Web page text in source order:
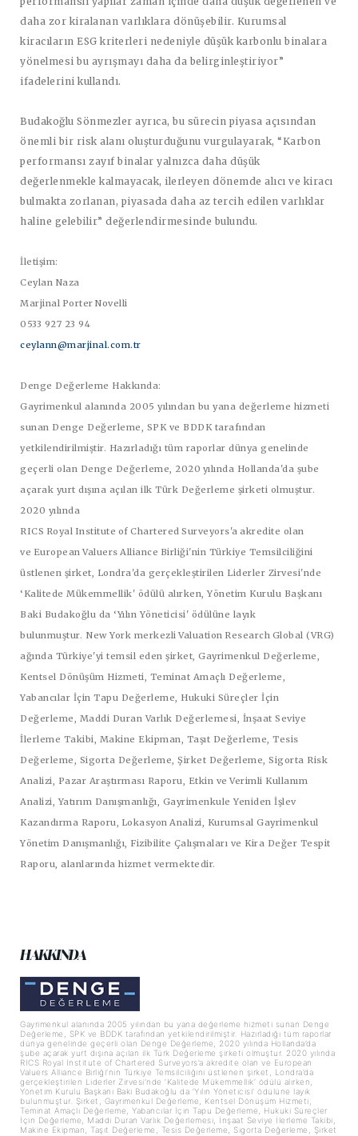
daha zor kiralanan varlıklara dönüşebilir. Kurumsal
kiracıların ESG kriterleri nedeniyle düşük karbonlu binalara
yönelmesi bu ayrışmayı daha da belirginleştiriyor”
ifadelerini kullandı.
Budakoğlu Sönmezler ayrıca, bu sürecin piyasa açısından
önemli bir risk alanı oluşturduğunu vurgulayarak, “Karbon
performansı zayıf binalar yalnızca daha düşük
değerlenmekle kalmayacak, ilerleyen dönemde alıcı ve kiracı
bulmakta zorlanan, piyasada daha az tercih edilen varlıklar
haline gelebilir” değerlendirmesinde bulundu.
İletişim:
Ceylan Naza
Marjinal Porter Novelli
0533 927 23 94
ceylann@marjinal.com.tr
Denge Değerleme Hakkında:
Gayrimenkul alanında 2005 yılından bu yana değerleme hizmeti
sunan Denge Değerleme, SPK ve BDDK tarafından
yetkilendirilmiştir. Hazırladığı tüm raporlar dünya genelinde
geçerli olan Denge Değerleme, 2020 yılında Hollanda'da şube
açarak yurt dışına açılan ilk Türk Değerleme şirketi olmuştur.
2020 yılında
RICS Royal Institute of Chartered Surveyors'a akredite olan
ve European Valuers Alliance Birliği'nin Türkiye Temsilciliğini
üstlenen şirket, Londra'da gerçekleştirilen Liderler Zirvesi'nde
‘Kalitede Mükemmellik' ödülü alırken, Yönetim Kurulu Başkanı
Baki Budakoğlu da ‘Yılın Yöneticisi' ödülüne layık
bulunmuştur. New York merkezli Valuation Research Global (VRG)
ağında Türkiye'yi temsil eden şirket, Gayrimenkul Değerleme,
Kentsel Dönüşüm Hizmeti, Teminat Amaçlı Değerleme,
Yabancılar İçin Tapu Değerleme, Hukuki Süreçler İçin
Değerleme, Maddi Duran Varlık Değerlemesi, İnşaat Seviye
İlerleme Takibi, Makine Ekipman, Taşıt Değerleme, Tesis
Değerleme, Sigorta Değerleme, Şirket Değerleme, Sigorta Risk
Analizi, Pazar Araştırması Raporu, Etkin ve Verimli Kullanım
Analizi, Yatırım Danışmanlığı, Gayrimenkule Yeniden İşlev
Kazandırma Raporu, Lokasyon Analizi, Kurumsal Gayrimenkul
Yönetim Danışmanlığı, Fizibilite Çalışmaları ve Kira Değer Tespit
Raporu, alanlarında hizmet vermektedir.
HAKKINDA
Gayrimenkul alanında 2005 yılından bu yana değerleme hizmeti sunan Denge
Değerleme, SPK ve BDDK tarafından yetkilendirilmiştir. Hazırladığı tüm raporlar
dünya genelinde geçerli olan Denge Değerleme, 2020 yılında Hollanda’da
şube açarak yurt dışına açılan ilk Türk Değerleme şirketi olmuştur. 2020 yılında
RICS Royal Institute of Chartered Surveyors’a akredite olan ve European
Valuers Alliance Birliği’nin Türkiye Temsilciliğini üstlenen şirket, Londra’da
gerçekleştirilen Liderler Zirvesi’nde ‘Kalitede Mükemmellik’ ödülü alırken,
Yönetim Kurulu Başkanı Baki Budakoğlu da ‘Yılın Yöneticisi’ ödülüne layık
bulunmuştur. Şirket, Gayrimenkul Değerleme, Kentsel Dönüşüm Hizmeti,
Teminat Amaçlı Değerleme, Yabancılar İçin Tapu Değerleme, Hukuki Süreçler
İçin Değerleme, Maddi Duran Varlık Değerlemesi, İnşaat Seviye İlerleme Takibi,
Makine Ekipman, Taşıt Değerleme, Tesis Değerleme, Sigorta Değerleme, Şirket